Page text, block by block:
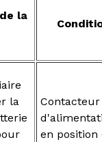
la
la
Contacteur
en position